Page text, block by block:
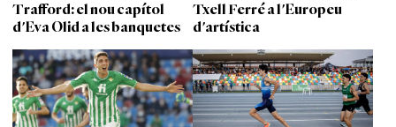
Trafford: el nou capítol
d'Eva Olid a les banquetes
Txell Ferré a l'Europeu
d'artística